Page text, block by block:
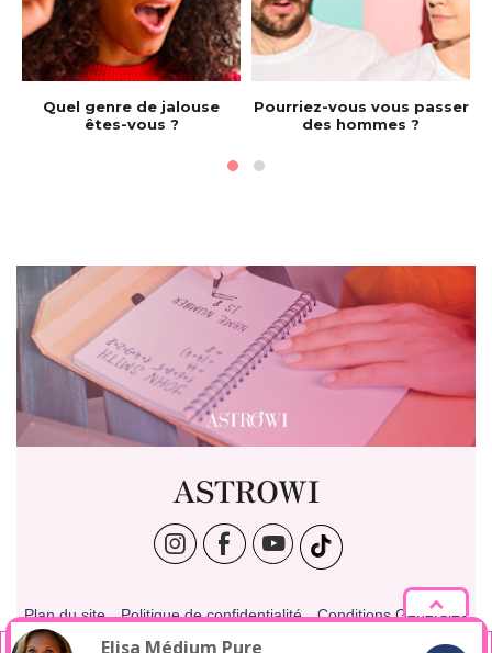
Quel genre de jalouse
êtes-vous ?
Pourriez-vous vous passer
des hommes ?
ASTROWI
Plan du site Politique de confidentialité
Conditions Générales
Politique des cookies
Publicité & Affiliation Contact
Elisa Médium Pure